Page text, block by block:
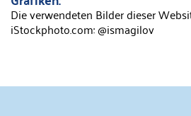
Die verwendeten Bilder dieser
iStockphoto.com: @ismagilov